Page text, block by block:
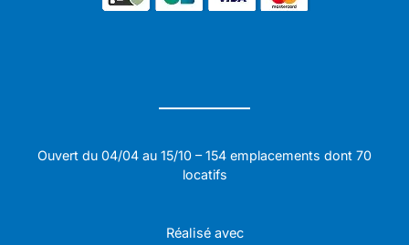
Ouvert du 04/04 au 15/10 – 154 emplacements dont 70
locatifs
Réalisé avec